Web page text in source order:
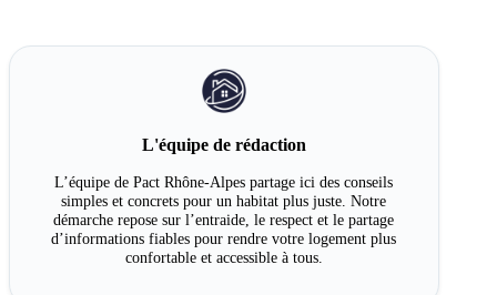
L'équipe de rédaction
L’équipe de Pact Rhône-Alpes partage ici des conseils
simples et concrets pour un habitat plus juste. Notre
démarche repose sur l’entraide, le respect et le partage
d’informations fiables pour rendre votre logement plus
confortable et accessible à tous.